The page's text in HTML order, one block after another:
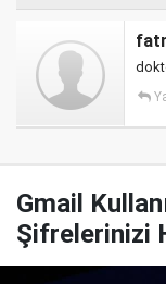
Gmail
Şifrelerinizi